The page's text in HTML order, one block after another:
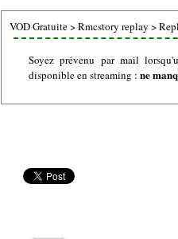
VOD Gratuite>Rmcstory replay >
Soyez prévenu par mail
disponible en streaming : ne